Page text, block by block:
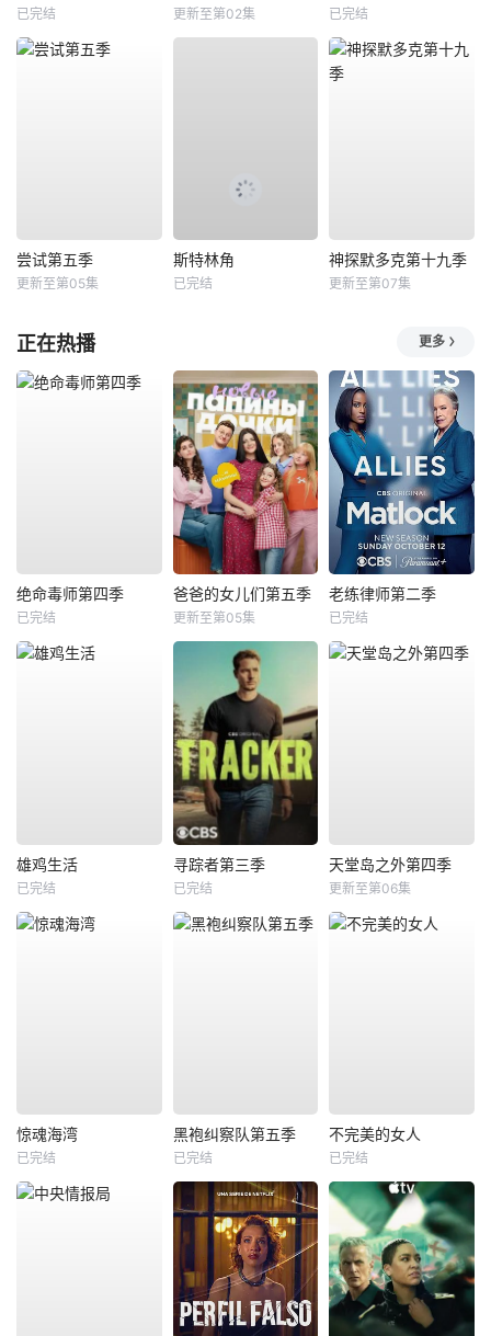
已完结 更新至第02集 已完结
尝试第五季
更新至第05集
斯特林角
已完结
神探默多克第十九季
更新至第07集
正在热播 更多
绝命毒师第四季
已完结
爸爸的女儿们第五季
更新至第05集
老练律师第二季
已完结
雄鸡生活
已完结
寻踪者第三季
已完结
天堂岛之外第四季
更新至第06集
惊魂海湾
已完结
黑袍纠察队第五季
已完结
不完美的女人
已完结